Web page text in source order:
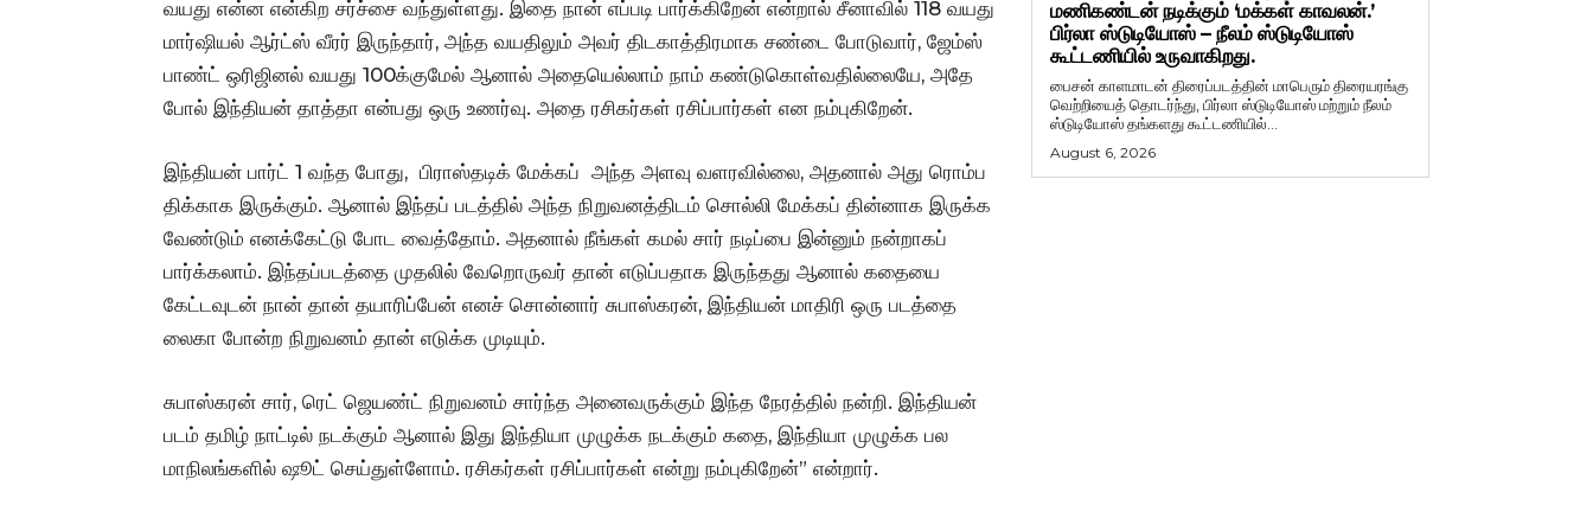
வயது என்ன என்கிற சர்ச்சை வந்துள்ளது. இதை நான் எப்படி பார்க்கிறேன் என்றால் சீனாவில் 118 வயது
மார்ஷியல் ஆர்ட்ஸ் வீரர் இருந்தார், அந்த வயதிலும் அவர் திடகாத்திரமாக சண்டை போடுவார், ஜேம்ஸ்
பாண்ட் ஒரிஜினல் வயது 100க்குமேல் ஆனால் அதையெல்லாம் நாம் கண்டுகொள்வதில்லையே, அதே
போல் இந்தியன் தாத்தா என்பது ஒரு உணர்வு. அதை ரசிகர்கள் ரசிப்பார்கள் என நம்புகிறேன்.
இந்தியன் பார்ட் 1 வந்த போது, பிராஸ்தடிக் மேக்கப் அந்த அளவு வளரவில்லை, அதனால் அது ரொம்ப
திக்காக இருக்கும். ஆனால் இந்தப் படத்தில் அந்த நிறுவனத்திடம் சொல்லி மேக்கப் தின்னாக இருக்க
வேண்டும் எனக்கேட்டு போட வைத்தோம். அதனால் நீங்கள் கமல் சார் நடிப்பை இன்னும் நன்றாகப்
பார்க்கலாம். இந்தப்படத்தை முதலில் வேறொருவர் தான் எடுப்பதாக இருந்தது ஆனால் கதையை
கேட்டவுடன் நான் தான் தயாரிப்பேன் எனச் சொன்னார் சுபாஸ்கரன், இந்தியன் மாதிரி ஒரு படத்தை
லைகா போன்ற நிறுவனம் தான் எடுக்க முடியும்.
சுபாஸ்கரன் சார், ரெட் ஜெயண்ட் நிறுவனம் சார்ந்த அனைவருக்கும் இந்த நேரத்தில் நன்றி. இந்தியன்
படம் தமிழ் நாட்டில் நடக்கும் ஆனால் இது இந்தியா முழுக்க நடக்கும் கதை, இந்தியா முழுக்க பல
மாநிலங்களில் ஷூட் செய்துள்ளோம். ரசிகர்கள் ரசிப்பார்கள் என்று நம்புகிறேன்” என்றார்.
மணிகண்டன் நடிக்கும் ‘மக்கள் காவலன்.’
பிர்லா ஸ்டுடியோஸ் – நீலம் ஸ்டுடியோஸ்
கூட்டணியில் உருவாகிறது.
பைசன் காளமாடன் திரைப்படத்தின் மாபெரும் திரையரங்கு
வெற்றியைத் தொடர்ந்து, பிர்லா ஸ்டுடியோஸ் மற்றும் நீலம்
ஸ்டுடியோஸ் தங்களது கூட்டணியில்...
August 6, 2026